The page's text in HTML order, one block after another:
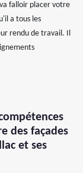
falloir placer votre
a tous les
rendu de travail. Il
des façades
et ses